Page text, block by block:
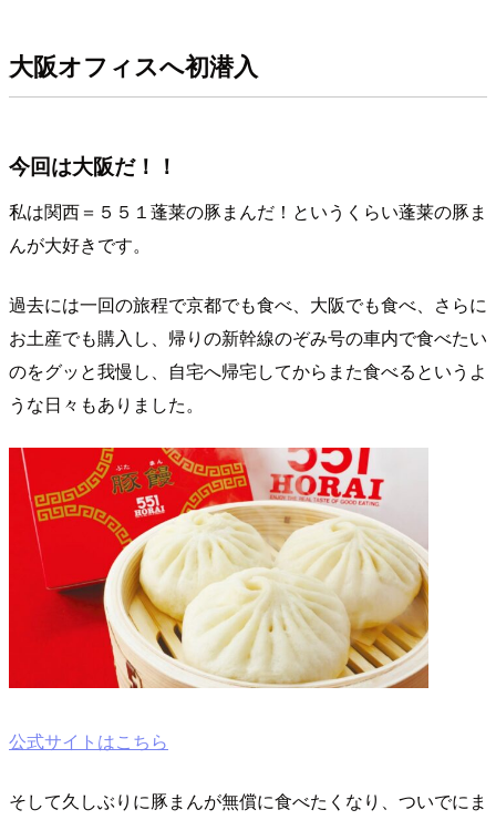
大阪オフィスへ初潜入
今回は大阪だ！！
私は関西＝５５１蓬莱の豚まんだ！というくらい蓬莱の豚ま
んが大好きです。
過去には一回の旅程で京都でも食べ、大阪でも食べ、さらに
お土産でも購入し、帰りの新幹線のぞみ号の車内で食べたい
のをグッと我慢し、自宅へ帰宅してからまた食べるというよ
うな日々もありました。
公式サイトはこちら
そして久しぶりに豚まんが無償に食べたくなり、ついでにま